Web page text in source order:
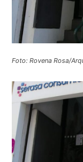
Foto: Rovena Rosa/